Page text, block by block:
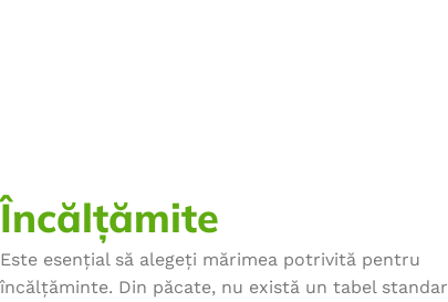
Încălțămite
Este esențial să alegeți mărimea potrivită pentru
încălțăminte. Din păcate, nu există un tabel